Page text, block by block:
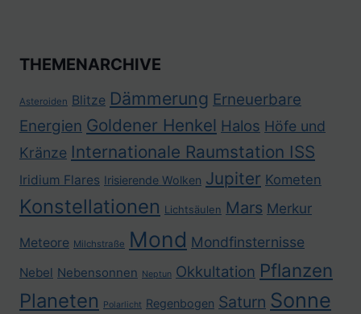
THEMENARCHIVE
Asteroiden Blitze Dämmerung Erneuerbare
Energien Goldener Henkel Halos Höfe und
Kränze Internationale Raumstation ISS
Iridium Flares Irisierende Wolken Jupiter Kometen
Konstellationen Lichtsäulen Mars Merkur
Meteore Milchstraße Mond Mondfinsternisse
Nebel Nebensonnen Neptun Okkultation Pflanzen
Planeten Polarlicht Regenbogen Saturn Sonne